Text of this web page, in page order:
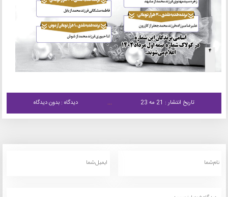
تاریخ انتشار : 21 مه 23 دیدگاه : بدون دیدگاه